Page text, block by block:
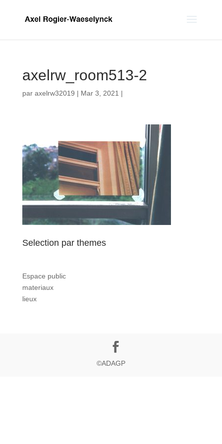
axelrw_room513-2
par axelrw32019 | Mar 3, 2021 |
Selection par themes
Espace public
materiaux
lieux
©ADAGP